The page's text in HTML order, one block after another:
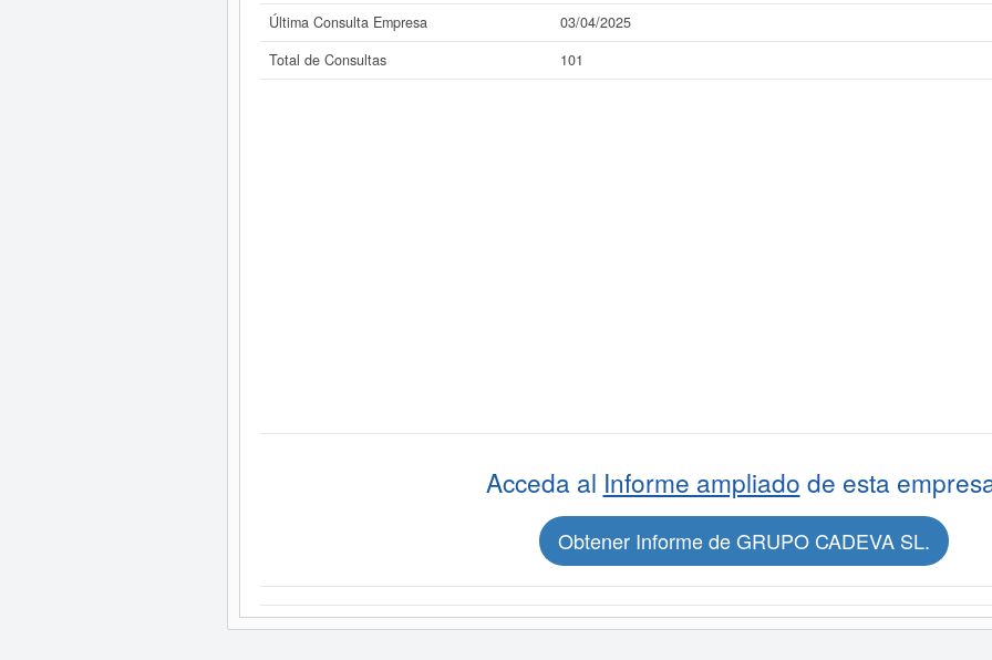
Última Consulta Empresa
03/04/2025
Total de Consultas
101
Acceda al Informe ampliado de esta
Obtener Informe de GRUPO CADEVA SL.